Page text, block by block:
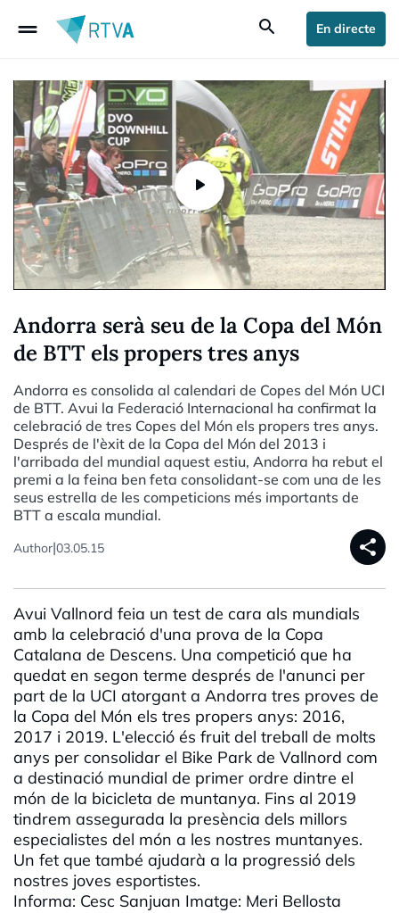
drag_handle search En directe
Andorra serà seu de la Copa del Món
de BTT els propers tres anys
Andorra es consolida al calendari de Copes del Món UCI
de BTT. Avui la Federació Internacional ha confirmat la
celebració de tres Copes del Món els propers tres anys.
Després de l'èxit de la Copa del Món del 2013 i
l'arribada del mundial aquest estiu, Andorra ha rebut el
premi a la feina ben feta consolidant-se com una de les
seus estrella de les competicions més importants de
BTT a escala mundial.
Author|03.05.15 share
Avui Vallnord feia un test de cara als mundials
amb la celebració d'una prova de la Copa
Catalana de Descens. Una competició que ha
quedat en segon terme després de l'anunci per
part de la UCI atorgant a Andorra tres proves de
la Copa del Món els tres propers anys: 2016,
2017 i 2019. L'elecció és fruit del treball de molts
anys per consolidar el Bike Park de Vallnord com
a destinació mundial de primer ordre dintre el
món de la bicicleta de muntanya. Fins al 2019
tindrem assegurada la presència dels millors
especialistes del món a les nostres muntanyes.
Un fet que també ajudarà a la progressió dels
nostres joves esportistes.
Informa: Cesc Sanjuan Imatge: Meri Bellosta